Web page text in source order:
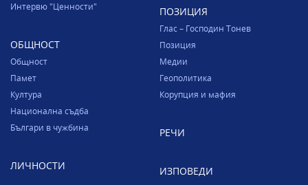
Интервю "Ценности"
ОБЩНОСТ
Общност
Памет
Култура
Национална съдба
Българи в чужбина
ЛИЧНОСТИ
ПОЗИЦИЯ
Глас – Господин Тонев
Позиция
Медии
Геополитика
Корупция и мафия
РЕЧИ
ИЗПОВЕДИ